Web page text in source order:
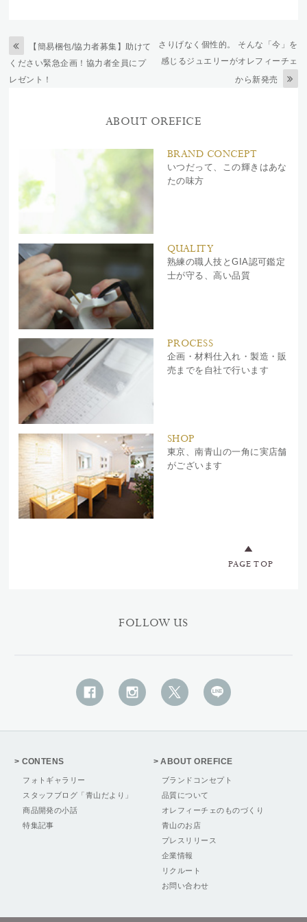
【簡易梱包/協力者募集】助けて
ください緊急企画！協力者全員にプ
レゼント！
さりげなく個性的。 そんな「今」を
感じるジュエリーがオレフィーチェ
から新発売
ABOUT OREFICE
BRAND CONCEPT
いつだって、この輝きはあな
たの味方
QUALITY
熟練の職人技とGIA認可鑑定
士が守る、高い品質
PROCESS
企画・材料仕入れ・製造・販
売までを自社で行います
SHOP
東京、南青山の一角に実店舗
がございます
PAGE TOP
CONTENS
フォトギャラリー
スタッフブログ「青山だより」
商品開発の小話
特集記事
ABOUT OREFICE
ブランドコンセプト
品質について
オレフィーチェのものづくり
青山のお店
プレスリリース
企業情報
リクルート
お問い合わせ
FOLLOW US